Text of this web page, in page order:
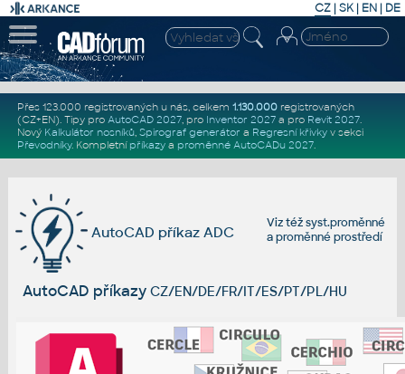
CZ | SK| EN | DE
Přes 123.000 registrovaných u nás, celkem 1.130.000registrovaných
(CZ+EN). Tipy pro AutoCAD 2027, pro Inventor 2027a pro Revit 2027.
Nový Kalkulátor nosníků, Spirograf generátor a Regresní křivkyv sekci
Převodníky. Kompletní příkazya proměnné AutoCADu 2027.
Viz téžsyst.proměnné
aproměnné prostředí
AutoCAD příkaz ADC
AutoCAD příkazy CZ/EN/DE/FR/IT/ES/PT/PL/HU